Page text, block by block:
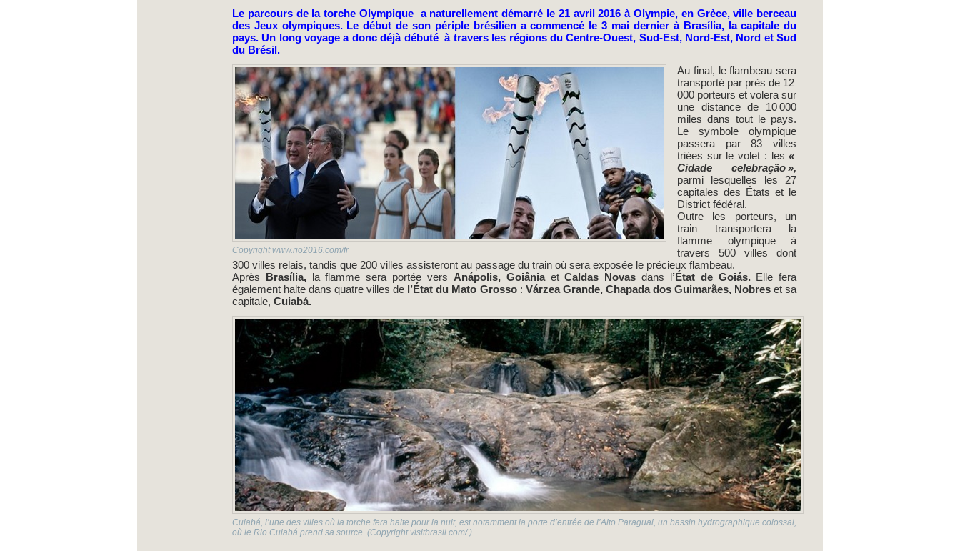
Le parcours de la torche Olympique a naturellement démarré le 21 avril 2016 à Olympie, en Grèce, ville berceau
des Jeux olympiques. Le début de son périple brésilien a commencé le 3 mai dernier à Brasília, la capitale du
pays. Un long voyage a donc déjà débuté à travers les régions du Centre-Ouest, Sud-Est, Nord-Est, Nord et Sud
du Brésil.
Copyright www.rio2016.com/fr
Au final, le flambeau sera
transporté par près de 12
000 porteurs et volera sur
une distance de 10 000
miles dans tout le pays.
Le symbole olympique
passera par 83 villes
triées sur le volet : les«
Cidade celebração »,
parmi lesquelles les 27
capitales des États et le
District fédéral.
Outre les porteurs, un
train transportera la
flamme olympique à
travers 500 villes dont
300 villes relais, tandis que 200 villes assisteront au passage du train où sera exposée le précieux flambeau.
Après Brasília, la flamme sera portée vers Anápolis, Goiânia etCaldas Novas dans l’État de Goiás.Elle fera
également halte dans quatre villes de l’État du Mato Grosso: Várzea Grande, Chapada dos Guimarães, Nobres et sa
capitale, Cuiabá.
Cuiabá, l’une des villes où la torche fera halte pour la nuit, est notamment la porte d’entrée de l’Alto Paraguai, un bassin hydrographique colossal,
où le Rio Cuiabá prend sa source. (Copyright visitbrasil.com/ )